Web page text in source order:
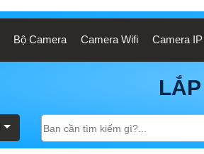
Bộ Camera Camera Wifi Camera IP